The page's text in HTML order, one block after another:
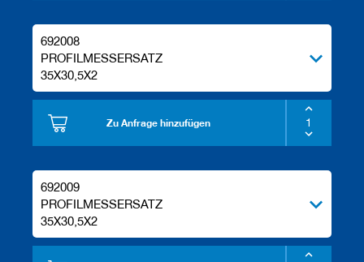
692008
PROFILMESSERSATZ
35X30,5X2
Zu Anfrage hinzufügen
692009
PROFILMESSERSATZ
35X30,5X2